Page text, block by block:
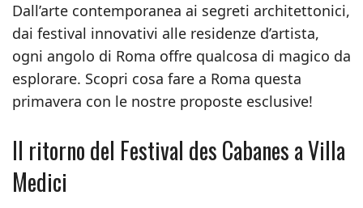
Dall’arte contemporanea ai segreti architettonici,
dai festival innovativi alle residenze d’artista,
ogni angolo di Roma offre qualcosa di magico da
esplorare. Scopri cosa fare a Roma questa
primavera con le nostre proposte esclusive!
Il ritorno del Festival des Cabanes a Villa
Medici